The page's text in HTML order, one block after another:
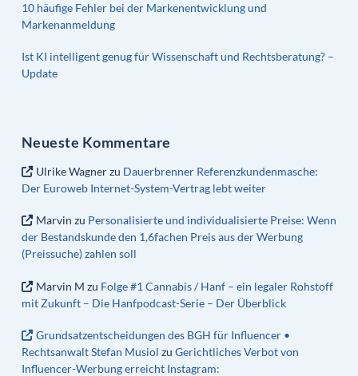
10 häufige Fehler bei der Markenentwicklung und
Markenanmeldung
Ist KI intelligent genug für Wissenschaft und Rechtsberatung? –
Update
Neueste Kommentare
Ulrike Wagnerzu Dauerbrenner Referenzkundenmasche:
Der Euroweb Internet-System-Vertrag lebt weiter
Marvin zu Personalisierte und individualisierte Preise: Wenn
der Bestandskunde den 1,6fachen Preis aus der Werbung
(Preissuche) zahlen soll
Marvin M zu Folge #1 Cannabis / Hanf – ein legaler Rohstoff
mit Zukunft – Die Hanfpodcast-Serie – Der Überblick
Grundsatzentscheidungen des BGH für Influencer •
Rechtsanwalt Stefan Musiol zu Gerichtliches Verbot von
Influencer-Werbung erreicht Instagram: